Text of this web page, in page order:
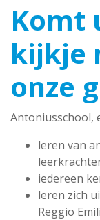
Komt
kijkje
onze
Antoniusschool,
leren van
iedereen
leren zich
Reggio